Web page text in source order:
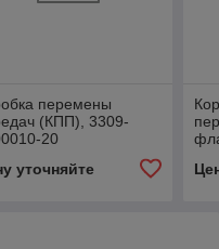
перемены
(КПП), 3309-
20
уточняйте